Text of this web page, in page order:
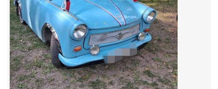
GDPR
oldfiatclub@seznam.cz |RSS